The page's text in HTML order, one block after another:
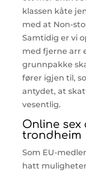
klassen kåte
med at Non-
Samtidig er vi
med fjerne arr
grunnpakke
fører igjen til,
antydet, at
vesentlig.
Online sex
trondheim
Som EU-
hatt